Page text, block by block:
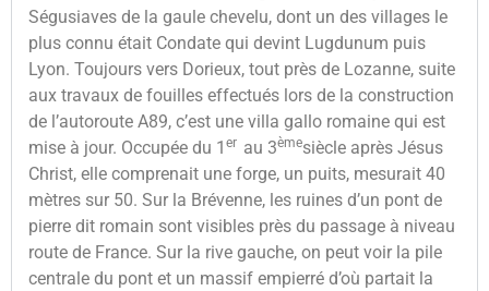
Ségusiaves de la gaule chevelu, dont un des villages le
plus connu était Condate qui devint Lugdunum puis
Lyon. Toujours vers Dorieux, tout près de Lozanne, suite
aux travaux de fouilles effectués lors de la construction
de l’autoroute A89, c’est une villa gallo romaine qui est
mise à jour. Occupée du 1 er au 3èmesiècle après Jésus
Christ, elle comprenait une forge, un puits, mesurait 40
mètres sur 50. Sur la Brévenne, les ruines d’un pont de
pierre dit romain sont visibles près du passage à niveau
route de France. Sur la rive gauche, on peut voir la pile
centrale du pont et un massif empierré d’où partait la